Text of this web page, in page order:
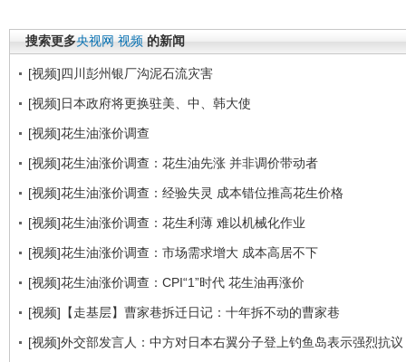
搜索更多央视网 视频 的新闻
[视频]四川彭州银厂沟泥石流灾害
[视频]日本政府将更换驻美、中、韩大使
[视频]花生油涨价调查
[视频]花生油涨价调查：花生油先涨 并非调价带动者
[视频]花生油涨价调查：经验失灵 成本错位推高花生价格
[视频]花生油涨价调查：花生利薄 难以机械化作业
[视频]花生油涨价调查：市场需求增大 成本高居不下
[视频]花生油涨价调查：CPI“1”时代 花生油再涨价
[视频]【走基层】曹家巷拆迁日记：十年拆不动的曹家巷
[视频]外交部发言人：中方对日本右翼分子登上钓鱼岛表示强烈抗议